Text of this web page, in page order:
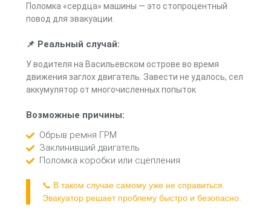
Поломка «сердца» машины — это стопроцентный
повод для эвакуации.
📌 Реальный случай:
У водителя на Васильевском острове во время
движения заглох двигатель. Завести не удалось, сел
аккумулятор от многочисленных попыток
Возможные причины:
Обрыв ремня ГРМ
Заклинивший двигатель
Поломка коробки или сцепления
📞 В таком случае самому уже не справиться.
Эвакуатор решает проблему быстро и безопасно.